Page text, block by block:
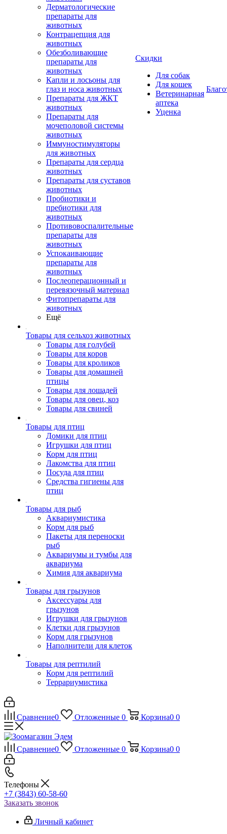
Дерматологические
препараты для
животных
Контрацепция для
животных
Обезболивающие
препараты для
животных
Капли и лосьоны для
глаз и носа животных
Препараты для ЖКТ
животных
Препараты для
мочеполовой системы
животных
Иммуностимуляторы
для животных
Препараты для сердца
животных
Препараты для суставов
животных
Пробиотики и
пребиотики для
животных
Противовоспалительные
препараты для
животных
Успокаивающие
препараты для
животных
Послеоперационный и
перевязочный материал
Фитопрепараты для
животных
Ещё
Товары для сельхоз животных
Товары для голубей
Товары для коров
Товары для кроликов
Товары для домашней
птицы
Товары для лошадей
Товары для овец, коз
Товары для свиней
Товары для птиц
Домики для птиц
Игрушки для птиц
Корм для птиц
Лакомства для птиц
Посуда для птиц
Средства гигиены для
птиц
Товары для рыб
Аквариумистика
Корм для рыб
Пакеты для переноски
рыб
Аквариумы и тумбы для
аквариума
Химия для аквариума
Товары для грызунов
Аксессуары для
грызунов
Игрушки для грызунов
Клетки для грызунов
Корм для грызунов
Наполнители для клеток
Товары для рептилий
Корм для рептилий
Террариумистика
Скидки
Для собак
Для кошек
Ветеринарная
аптека
Уценка
Сравнение0 Отложенные 0 Корзина0 0
Сравнение0 Отложенные 0 Корзина0 0
Телефоны
+7 (3843) 60-58-60
Заказать звонок
Личный кабинет